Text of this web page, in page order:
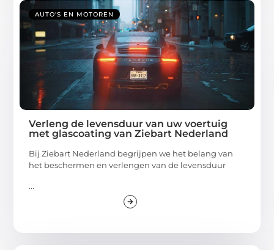
AUTO'S EN MOTOREN
Verleng de levensduur van uw voertuig
met glascoating van Ziebart Nederland
Bij Ziebart Nederland begrijpen we het belang van
het beschermen en verlengen van de levensduur
...